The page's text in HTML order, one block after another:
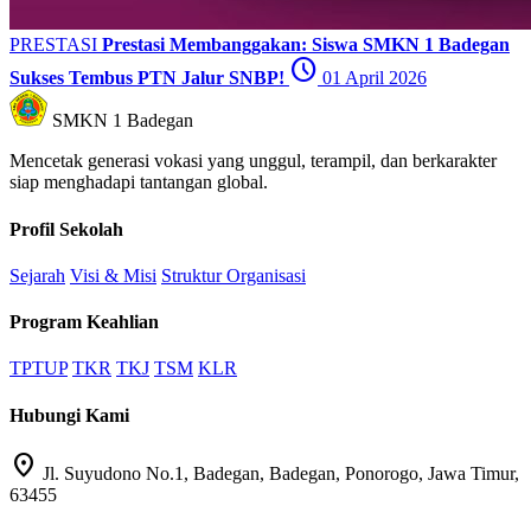
PRESTASI Prestasi Membanggakan: Siswa SMKN 1 Badegan
Sukses Tembus PTN Jalur SNBP! schedule 01 April 2026
SMKN 1 Badegan
Mencetak generasi vokasi yang unggul, terampil, dan berkarakter
siap menghadapi tantangan global.
Profil Sekolah
Sejarah Visi & Misi Struktur Organisasi
Program Keahlian
TPTUP TKR TKJ TSM KLR
Hubungi Kami
location_on Jl. Suyudono No.1, Badegan, Badegan, Ponorogo, Jawa Timur,
63455